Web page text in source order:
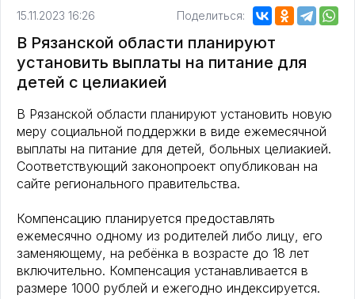
15.11.2023 16:26 Поделиться:
В Рязанской области планируют
установить выплаты на питание для
детей с целиакией
В Рязанской области планируют установить новую
меру социальной поддержки в виде ежемесячной
выплаты на питание для детей, больных целиакией.
Соответствующий законопроект опубликован на
сайте регионального правительства.
Компенсацию планируется предоставлять
ежемесячно одному из родителей либо лицу, его
заменяющему, на ребёнка в возрасте до 18 лет
включительно. Компенсация устанавливается в
размере 1000 рублей и ежегодно индексируется.